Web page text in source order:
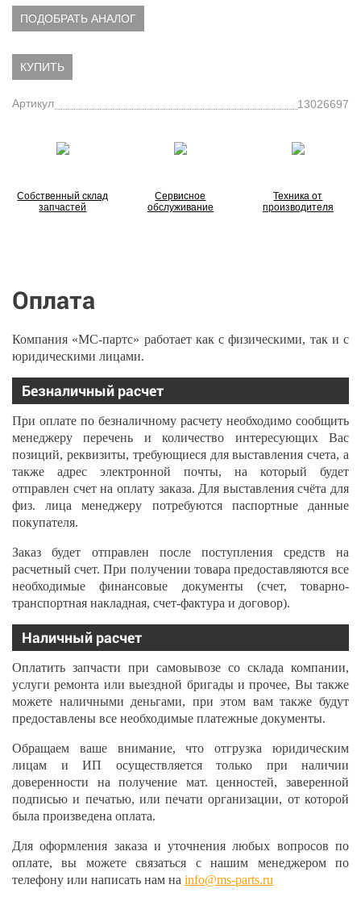
ПОДОБРАТЬ АНАЛОГ
КУПИТЬ
Артикул 13026697
Собственный склад
запчастей
Сервисное
обслуживание
Техника от
производителя
Оплата
Компания «МС-партс» работает как с физическими, так и с
юридическими лицами.
Безналичный расчет
При оплате по безналичному расчету необходимо сообщить
менеджеру перечень и количество интересующих Вас
позиций, реквизиты, требующиеся для выставления счета, а
также адрес электронной почты, на который будет
отправлен счет на оплату заказа. Для выставления счёта для
физ. лица менеджеру потребуются паспортные данные
покупателя.
Заказ будет отправлен после поступления средств на
расчетный счет. При получении товара предоставляются все
необходимые финансовые документы (счет, товарно-
транспортная накладная, счет-фактура и договор).
Наличный расчет
Оплатить запчасти при самовывозе со склада компании,
услуги ремонта или выездной бригады и прочее, Вы также
можете наличными деньгами, при этом вам также будут
предоставлены все необходимые платежные документы.
Обращаем ваше внимание, что отгрузка юридическим
лицам и ИП осуществляется только при наличии
доверенности на получение мат. ценностей, заверенной
подписью и печатью, или печати организации, от которой
была произведена оплата.
Для оформления заказа и уточнения любых вопросов по
оплате, вы можете связаться с нашим менеджером по
телефону или написать нам на info@ms-parts.ru